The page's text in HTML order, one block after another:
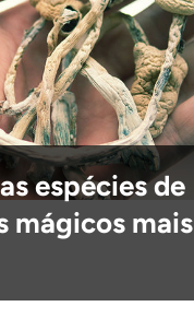
espécies de
mágicos mais